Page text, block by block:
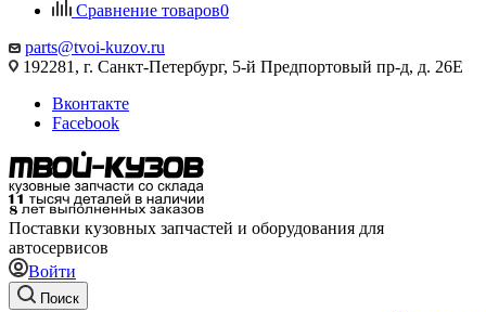
Сравнение товаров0
parts@tvoi-kuzov.ru
192281, г. Санкт-Петербург, 5-й Предпортовый пр-д, д. 26Е
Вконтакте
Facebook
Поставки кузовных запчастей и оборудования для
автосервисов
Войти
Поиск